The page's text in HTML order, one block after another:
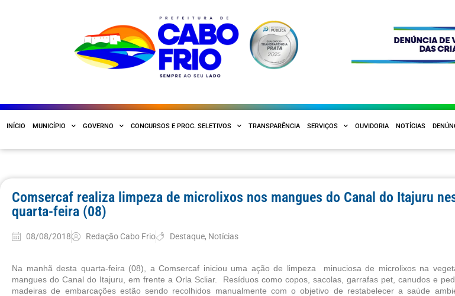
INÍCIO MUNICÍPIO GOVERNO CONCURSOS E PROC. SELETIVOS TRANSPARÊNCIA SERVIÇOS OUVIDORIA NOTÍCIAS
Comsercaf realiza limpeza de microlixos nos mangues do Canal do Itajuru
quarta-feira (08)
08/08/2018 Redação Cabo Frio Destaque, Notícias
Na manhã desta quarta-feira (08), a Comsercaf iniciou uma ação de limpeza  minuciosa de microlixos na
mangues do Canal do Itajuru, em frente a Orla Scliar.  Resíduos como copos, sacolas, garrafas pet, canudos e
madeiras de embarcações estão sendo recolhidos manualmente com o objetivo de restabelecer a saúde